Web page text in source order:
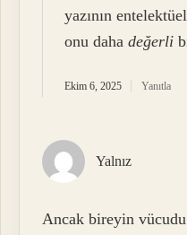
yazının
onu dahadeğerli
Ekim 6, 2025 Yanıtla
Yalnız
Ancak bireyin